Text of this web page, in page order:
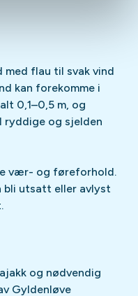
flau til svak vind
kan forekomme i
0,1–0,5 m, og
ryddige og sjelden
vær- og føreforhold.
bli utsatt eller avlyst
og nødvendig
Gyldenløve